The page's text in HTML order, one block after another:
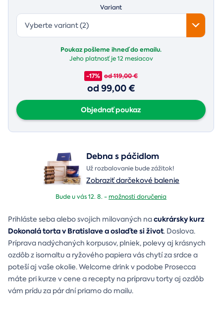
Variant
Vyberte variant (2)
Poukaz pošleme ihneď do emailu.
Jeho platnosť je12 mesiacov
-17% od 119,00 €
od 99,00 €
Objednať poukaz
Debna s páčidlom
Už rozbalovanie bude zážitok!
Zobraziť darčekové balenie
Bude u vás 12. 8. -možnosti doručenia
Prihláste seba alebo svojich milovaných nacukrársky kurz
Dokonalá torta v Bratislave a oslaďte si život. Doslova.
Príprava nadýchaných korpusov, plniek, polevy aj krásnych
ozdôb z isomaltu a ryžového papiera vás chytí za srdce a
poteší aj vaše okolie. Welcome drink v podobe Prosecca
máte pri kurze v cene a recepty na prípravu torty aj ozdôb
vám prídu za pár dní priamo do mailu.